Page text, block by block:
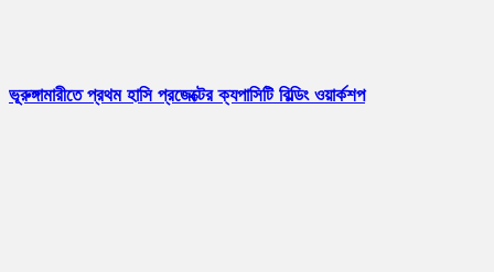
ভূরুঙ্গামারীতে প্রথম হাসি প্রজেক্টের ক্যপাসিটি বিল্ডিং ওয়ার্কশপ